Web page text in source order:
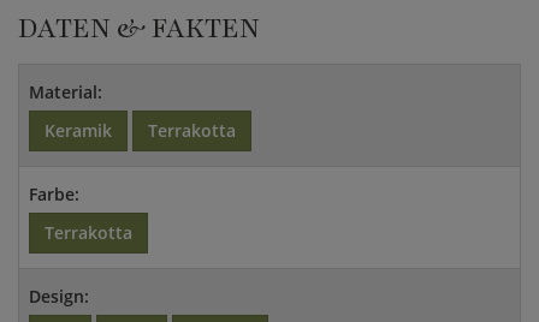
DATEN & FAKTEN
Material:
Keramik
Terrakotta
Farbe:
Terrakotta
Design: